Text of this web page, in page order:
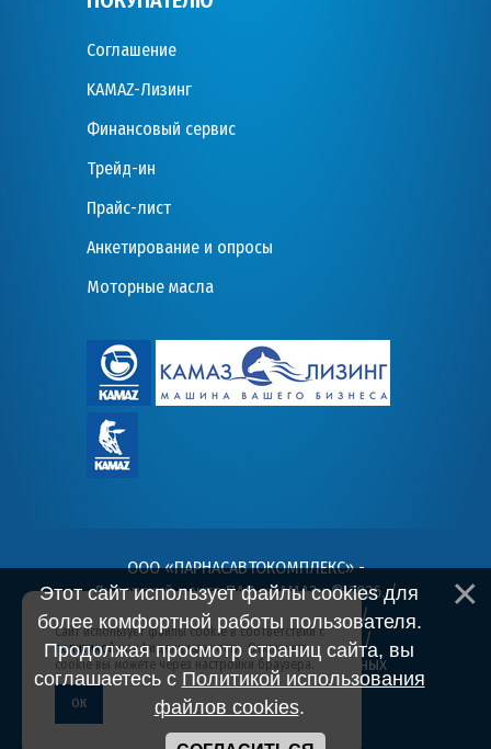
Соглашение
KAMAZ-Лизинг
Финансовый сервис
Трейд-ин
Прайс-лист
Анкетирование и опросы
Моторные масла
ООО «ПАРНАСАВТОКОМПЛЕКС» -
Дилерский центр ПАО «КАМАЗ» © 2026. /
Пользовательское соглашение/
Политика конфиденциальности /
Согласие на обработку персональных
данных
Сайт использует файлы cookie в соответствии с
политикойконфиденциальности. Отключить
cookie вы можете через настройки браузера.
ОК
Этот сайт использует файлы cookies для
более комфортной работы пользователя.
Продолжая просмотр страниц сайта, вы
соглашаетесь с Политикой использования
файлов cookies.